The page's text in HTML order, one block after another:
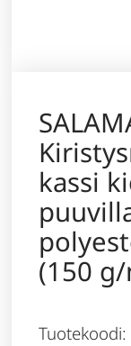
kassi
(150 g/